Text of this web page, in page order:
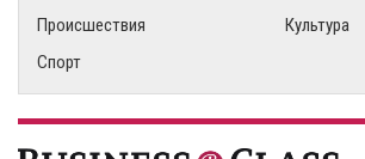
Происшествия
Культура
Спорт